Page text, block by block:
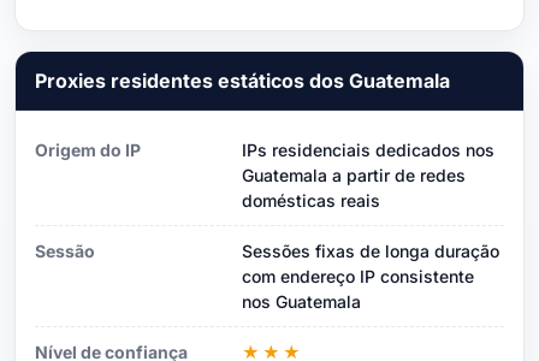
Proxies residentes estáticos dos Guatemala
Origem do IP
IPs residenciais dedicados nos
Guatemala a partir de redes
domésticas reais
Sessão
Sessões fixas de longa duração
com endereço IP consistente
nos Guatemala
Nível de confiança ★★★